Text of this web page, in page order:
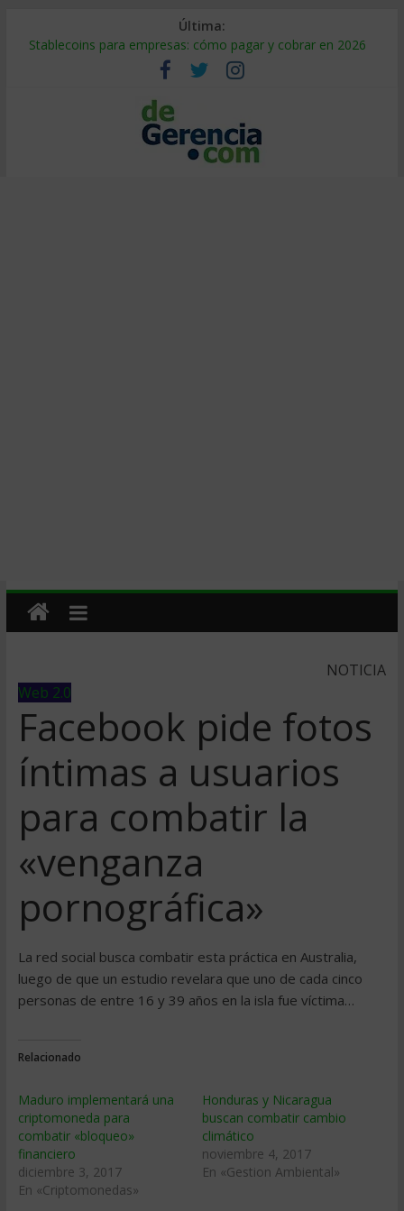
Última:
Stablecoins para empresas: cómo pagar y cobrar en 2026
Despido silencioso: qué es y por qué sale tan caro
IA en selección de personal: cómo auditarla a tiempo
Trabajo forzoso en la cadena de suministro: qué hacer
Mercado hispano de EE. UU.: cómo segmentarlo y venderle
NOTICIA
Web 2.0
Facebook pide fotos
íntimas a usuarios
para combatir la
«venganza
pornográfica»
La red social busca combatir esta práctica en Australia,
luego de que un estudio revelara que uno de cada cinco
personas de entre 16 y 39 años en la isla fue víctima…
Relacionado
Maduro implementará una
criptomoneda para
combatir «bloqueo»
financiero
diciembre 3, 2017
En «Criptomonedas»
Honduras y Nicaragua
buscan combatir cambio
climático
noviembre 4, 2017
En «Gestion Ambiental»